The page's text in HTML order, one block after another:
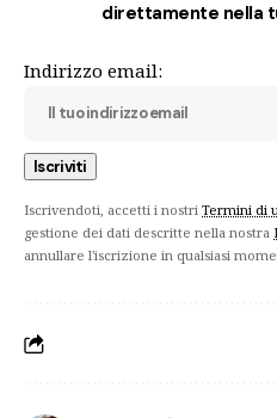
direttamente nella
Indirizzo email:
Iscrivendoti, accetti i nostri Termini di
gestione dei dati descritte nella nostra
annullare l'iscrizione in qualsiasi